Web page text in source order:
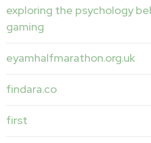
exploring the psychology
gaming
eyamhalfmarathon.org.uk
findara.co
first